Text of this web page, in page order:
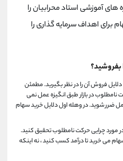
آموزشی استاد محرابیان را
برای اهداف سرمایه گذاری را
بفروشید؟
فروش آن را در نظر بگیرید. مطمئن
در بازار طبق انگیزه عمل نمی
ضرر شوید. در وهله اول دلایل خرید سهام
مورد چرایی حرکت نامطلوب تحقیق کنید.
می خرید تا درآمد کسب کنید ، نه اینکه